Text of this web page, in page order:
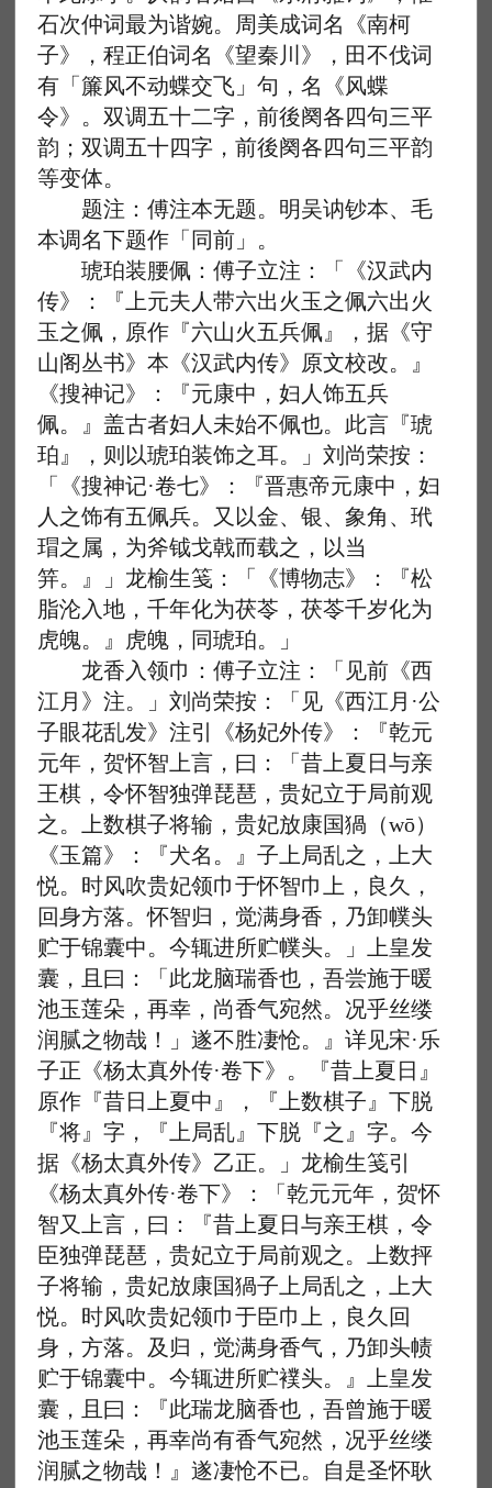
石次仲词最为谐婉。周美成词名《南柯
子》，程正伯词名《望秦川》，田不伐词
有「簾风不动蝶交飞」句，名《风蝶
令》。双调五十二字，前後阕各四句三平
韵；双调五十四字，前後阕各四句三平韵
等变体。
题注：傅注本无题。明吴讷钞本、毛
本调名下题作「同前」。
琥珀装腰佩：傅子立注：「《汉武内
传》：『上元夫人带六出火玉之佩六出火
玉之佩，原作『六山火五兵佩』，据《守
山阁丛书》本《汉武内传》原文校改。』
《搜神记》：『元康中，妇人饰五兵
佩。』盖古者妇人未始不佩也。此言『琥
珀』，则以琥珀装饰之耳。」刘尚荣按：
「《搜神记·卷七》：『晋惠帝元康中，妇
人之饰有五佩兵。又以金、银、象角、玳
瑁之属，为斧钺戈戟而载之，以当
笄。』」龙榆生笺：「《博物志》：『松
脂沦入地，千年化为茯苓，茯苓千岁化为
虎魄。』虎魄，同琥珀。」
龙香入领巾：傅子立注：「见前《西
江月》注。」刘尚荣按：「见《西江月·公
子眼花乱发》注引《杨妃外传》：『乾元
元年，贺怀智上言，曰：「昔上夏日与亲
王棋，令怀智独弹琵琶，贵妃立于局前观
之。上数棋子将输，贵妃放康国猧（wō）
《玉篇》：『犬名。』子上局乱之，上大
悦。时风吹贵妃领巾于怀智巾上，良久，
回身方落。怀智归，觉满身香，乃卸幞头
贮于锦囊中。今辄进所贮幞头。」上皇发
囊，且曰：「此龙脑瑞香也，吾尝施于暖
池玉莲朵，再幸，尚香气宛然。况乎丝缕
润腻之物哉！」遂不胜凄怆。』详见宋·乐
子正《杨太真外传·卷下》。『昔上夏日』
原作『昔日上夏中』，『上数棋子』下脱
『将』字，『上局乱』下脱『之』字。今
据《杨太真外传》乙正。」龙榆生笺引
《杨太真外传·卷下》：「乾元元年，贺怀
智又上言，曰：『昔上夏日与亲王棋，令
臣独弹琵琶，贵妃立于局前观之。上数抨
子将输，贵妃放康国猧子上局乱之，上大
悦。时风吹贵妃领巾于臣巾上，良久回
身，方落。及归，觉满身香气，乃卸头帻
贮于锦囊中。今辄进所贮襆头。』上皇发
囊，且曰：『此瑞龙脑香也，吾曾施于暖
池玉莲朵，再幸尚有香气宛然，况乎丝缕
润腻之物哉！』遂凄怆不已。自是圣怀耿